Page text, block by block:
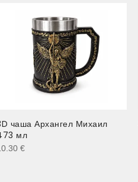
чаша Архангел Михаил
мл
€